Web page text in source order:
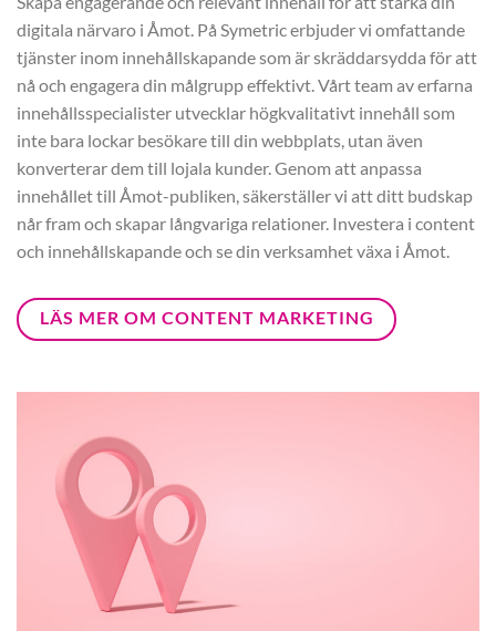
digitala närvaro i Åmot. På Symetric erbjuder vi omfattande
tjänster inom innehållskapande som är skräddarsydda för att
nå och engagera din målgrupp effektivt. Vårt team av erfarna
innehållsspecialister utvecklar högkvalitativt innehåll som
inte bara lockar besökare till din webbplats, utan även
konverterar dem till lojala kunder. Genom att anpassa
innehållet till Åmot-publiken, säkerställer vi att ditt budskap
når fram och skapar långvariga relationer. Investera i content
och innehållskapande och se din verksamhet växa i Åmot.
LÄS MER OM CONTENT MARKETING